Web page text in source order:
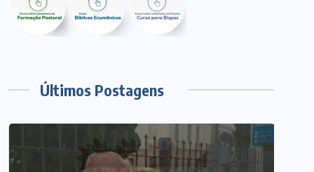
Últimos Postagens